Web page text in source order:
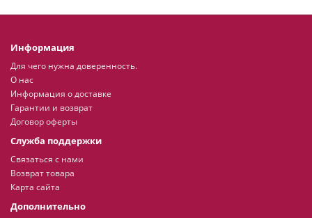
Информация
Для чего нужна доверенность.
О нас
Информация о доставке
Гарантии и возврат
Договор оферты
Служба поддержки
Связаться с нами
Возврат товара
Карта сайта
Дополнительно